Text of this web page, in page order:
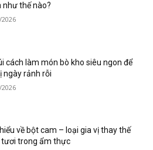
như thế nào?
cách làm món bò kho siêu ngon để
ngày rảnh rỗi
về bột cam – loại gia vị thay thế
tươi trong ẩm thực